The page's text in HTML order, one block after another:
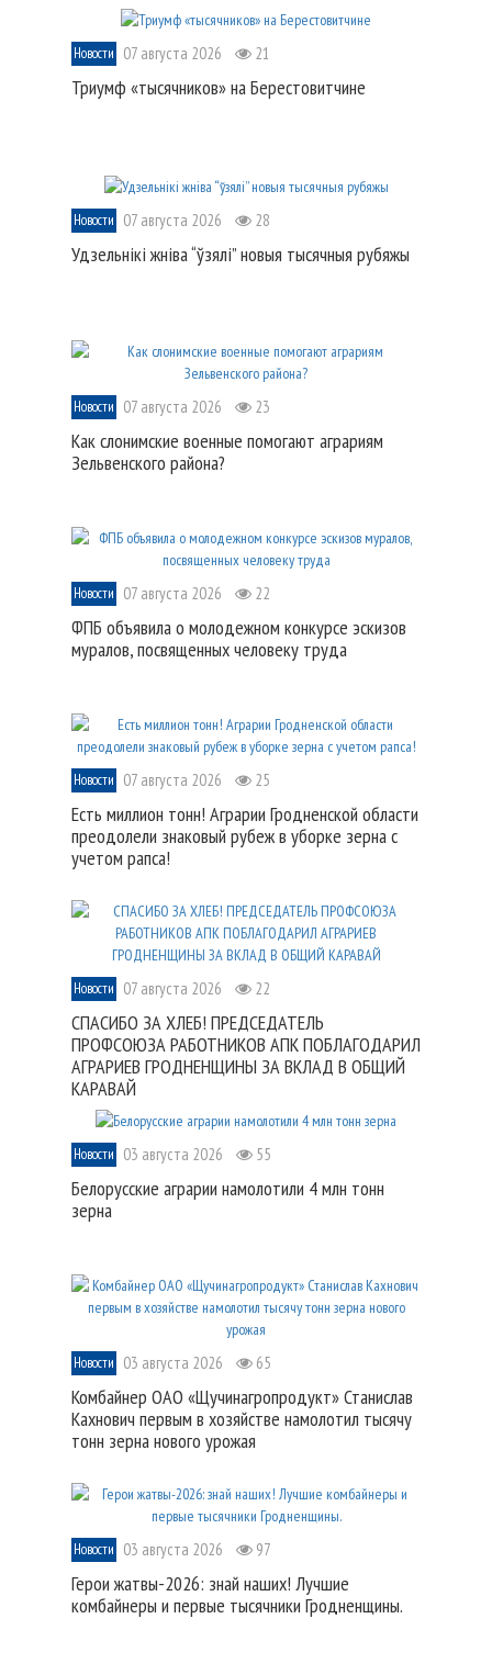
Новости 07 августа 2026 21
Триумф «тысячников» на Берестовитчине
Новости 07 августа 2026 28
Удзельнікі жніва “ўзялі” новыя тысячныя рубяжы
Новости 07 августа 2026 23
Как слонимские военные помогают аграриям
Зельвенского района?
Новости 07 августа 2026 22
ФПБ объявила о молодежном конкурсе эскизов
муралов, посвященных человеку труда
Новости 07 августа 2026 25
Есть миллион тонн! Аграрии Гродненской области
преодолели знаковый рубеж в уборке зерна с
учетом рапса!
Новости 07 августа 2026 22
СПАСИБО ЗА ХЛЕБ! ПРЕДСЕДАТЕЛЬ
ПРОФСОЮЗА РАБОТНИКОВ АПК ПОБЛАГОДАРИЛ
АГРАРИЕВ ГРОДНЕНЩИНЫ ЗА ВКЛАД В ОБЩИЙ
КАРАВАЙ
Новости 03 августа 2026 55
Белорусские аграрии намолотили 4 млн тонн
зерна
Новости 03 августа 2026 65
Комбайнер ОАО «Щучинагропродукт» Станислав
Кахнович первым в хозяйстве намолотил тысячу
тонн зерна нового урожая
Новости 03 августа 2026 97
Герои жатвы-2026: знай наших! Лучшие
комбайнеры и первые тысячники Гродненщины.